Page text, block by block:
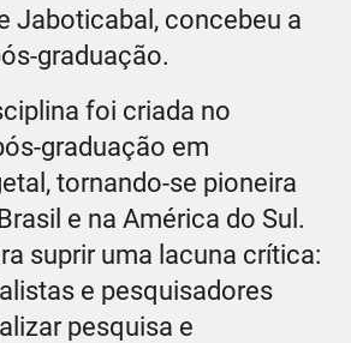
Jaboticabal, concebeu a
graduação.
foi criada no
graduação em
tornando-se pioneira
e na América do Sul.
suprir uma lacuna crítica:
e pesquisadores
pesquisa e